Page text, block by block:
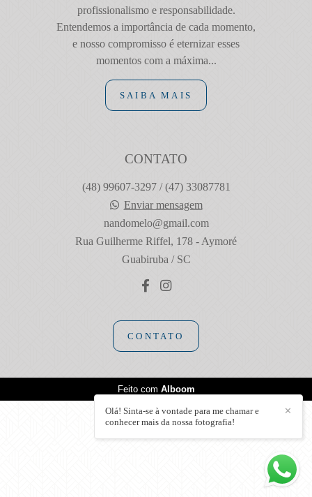
profissionalismo e responsabilidade.
Entendemos a importância de cada momento,
e nosso compromisso é eternizar esses
momentos com a máxima...
SAIBA MAIS
CONTATO
(48) 99607-3297 / (47) 33087781
Enviar mensagem
nandomelo@gmail.com
Rua Guilherme Riffel, 178 - Aymoré
Guabiruba / SC
CONTATO
✕
Olá! Sinta-se à vontade para me chamar e
conhecer mais da nossa fotografia!
Feito com Alboom